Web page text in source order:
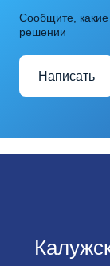
Сообщите,
решении
Написать